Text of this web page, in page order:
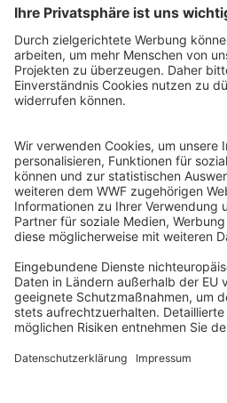
WWF Deutschland
Reinhardtstr. 18
10117 Berlin
Ihre Spende kann steuerlich
Registriert als Stiftung WWF
Justiz Berlin, Az: 3416/976/2
Umsatzsteuer-
Freistellungsbescheid: Als
von der Körperschaftssteuer gem. §5
Steuernummer 27/641/09321